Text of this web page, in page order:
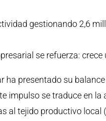
gestionando 2,6
se refuerza:
ha presentado su
impulso se traduce en la
al tejido productivo local